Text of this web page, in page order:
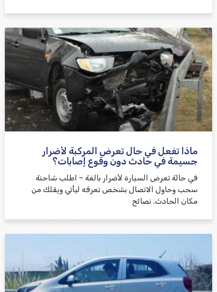
ماذا تفعل في حال تعرض المركبة لأضرار
جسيمة في حادث دون وقوع إصابات؟
في حالة تعرض السيارة لأضرار بالغة – اطلب شاحنة
سحب وحاول الاتصال بشخص تعرفه ليأتي ويقلك من
مكان الحادث. نصائح